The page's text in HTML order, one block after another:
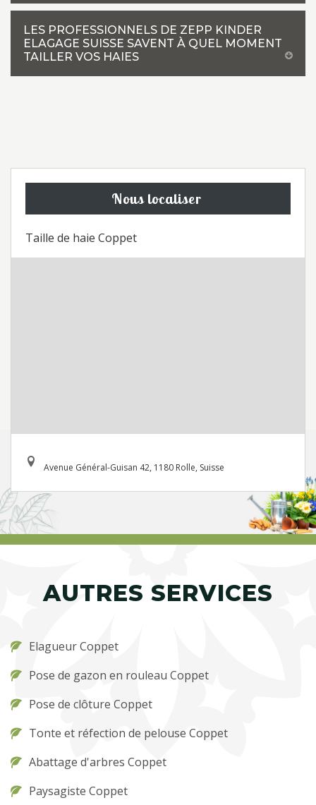
LES PROFESSIONNELS DE ZEPP KINDER
ELAGAGE SUISSE SAVENT À QUEL MOMENT
TAILLER VOS HAIES
Nous localiser
Taille de haie Coppet
Avenue Général-Guisan 42, 1180 Rolle, Suisse
AUTRES SERVICES
Elagueur Coppet
Pose de gazon en rouleau Coppet
Pose de clôture Coppet
Tonte et réfection de pelouse Coppet
Abattage d'arbres Coppet
Paysagiste Coppet